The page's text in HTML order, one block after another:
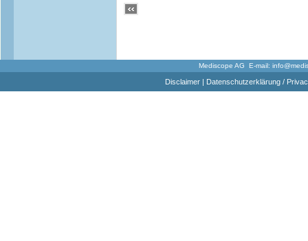
Mediscope AG E-mail:
Disclaimer| Datenschutzerklärung /